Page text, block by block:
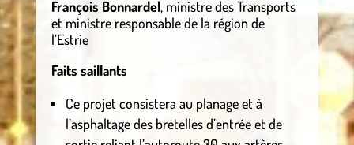
François Bonnardel, ministre des Transports
et ministre responsable de la région de
l’Estrie
Faits saillants
Ce projet consistera au planage et à
l’asphaltage des bretelles d’entrée et de